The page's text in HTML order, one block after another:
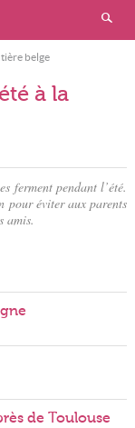
belge
à la
ferment pendant l’été.
pour éviter aux parents
amis.
de Toulouse